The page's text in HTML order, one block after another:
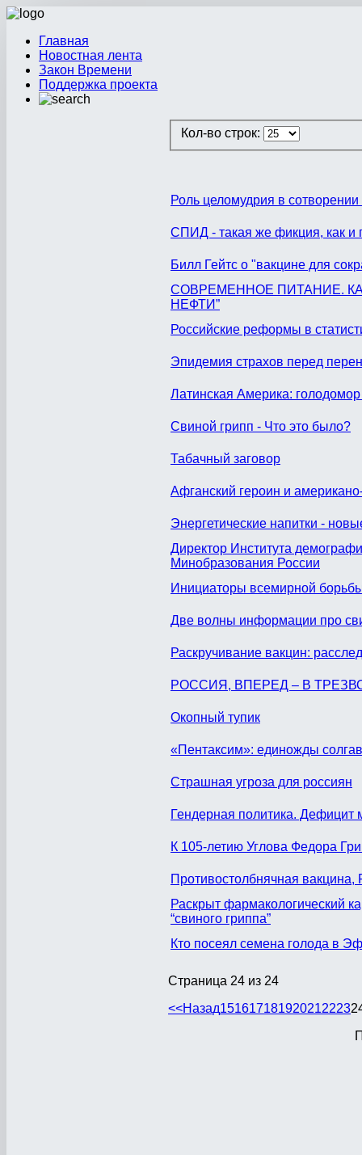
Главная
Новостная лента
Закон Времени
Поддержка проекта
Кол-во строк:
Роль целомудрия в сотворении
СПИД - такая же фикция, как и
Билл Гейтс о "вакцине для
СОВРЕМЕННОЕ ПИТАНИЕ.
НЕФТИ”
Российские реформы в
Эпидемия страхов перед
Латинская Америка:
Свиной грипп - Что это было?
Табачный заговор
Афганский героин и
Энергетические напитки -
Директор Института
Минобразования России
Инициаторы всемирной
Две волны информации про
Раскручивание вакцин:
РОССИЯ, ВПЕРЕД – В
Окопный тупик
«Пентаксим»: единожды
Страшная угроза для россиян
Гендерная политика. Дефицит
К 105-летию Углова Федора
Противостолбнячная
Раскрыт фармакологический
“свиного гриппа”
Кто посеял семена голода в
Страница 24 из 24
<<Назад151617181920212223